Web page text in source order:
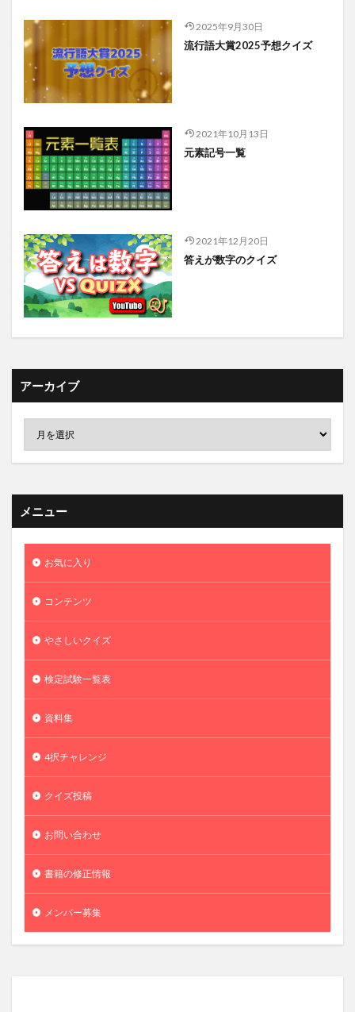
2025年9月30日
流行語大賞2025予想クイズ
2021年10月13日
元素記号一覧
2021年12月20日
答えが数字のクイズ
アーカイブ
メニュー
お気に入り
コンテンツ
やさしいクイズ
検定試験一覧表
資料集
4択チャレンジ
クイズ投稿
お問い合わせ
書籍の修正情報
メンバー募集